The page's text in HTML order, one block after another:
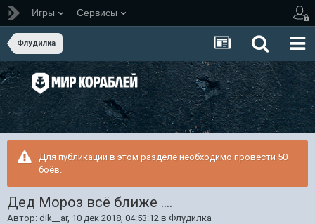
Игры Сервисы
Флудилка
Для публикации в этом разделе необходимо провести 50
боёв.
Дед Мороз всё ближе ....
Автор: dik__ar, 10 дек 2018, 04:53:12 в Флудилка